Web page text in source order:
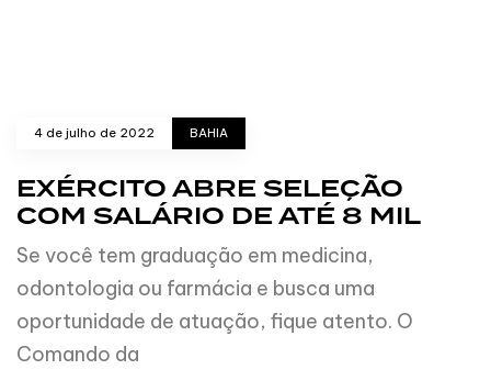
4 de julho de 2022 BAHIA
EXÉRCITO ABRE SELEÇÃO
COM SALÁRIO DE ATÉ 8 MIL
Se você tem graduação em medicina,
odontologia ou farmácia e busca uma
oportunidade de atuação, fique atento. O
Comando da